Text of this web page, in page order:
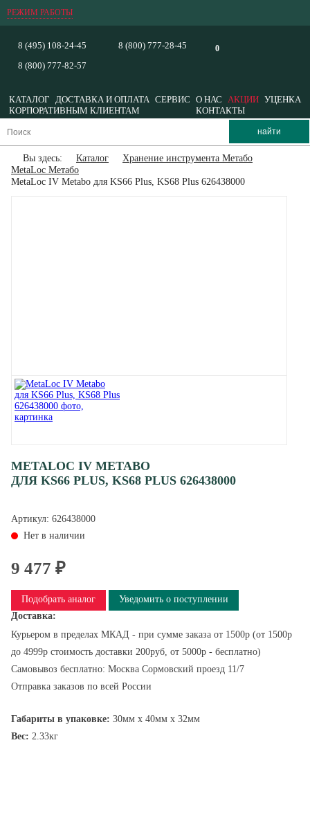
РЕЖИМ РАБОТЫ
0
8 (495) 108-24-45
8 (800) 777-82-57
8 (800) 777-28-45
КАТАЛОГ ДОСТАВКА И ОПЛАТА СЕРВИС О НАС АКЦИИ УЦЕНКА
КОРПОРАТИВНЫМ КЛИЕНТАМ
КОНТАКТЫ
Вы здесь: Каталог
Хранение инструмента Метабо
MetaLoc Метабо
MetaLoc IV Metabo для KS66 Plus, KS68 Plus 626438000
METALOC IV METABO
ДЛЯ KS66 PLUS, KS68 PLUS 626438000
Артикул: 626438000
Нет в наличии
9 477 ₽
Подобрать аналог
Уведомить о поступлении
Доставка:
Курьером в пределах МКАД - при сумме заказа от 1500р (от 1500р
до 4999р стоимость доставки 200руб, от 5000р - бесплатно)
Самовывоз бесплатно: Москва Сормовский проезд 11/7
Отправка заказов по всей России
Габариты в упаковке: 30мм x 40мм x 32мм
Вес: 2.33кг